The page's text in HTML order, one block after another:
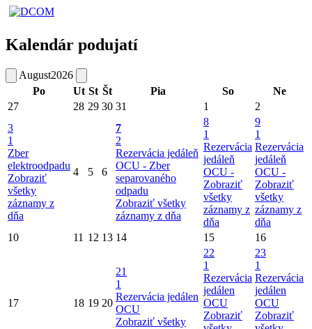
Kalendár podujatí
August2026
Po
Ut St Št Pia So
Ne
27
28 29 30 31 1
2
3
1
Zber
elektroodpadu
Zobraziť
všetky
záznamy z
dňa
4 5 6
7
2
Rezervácia jedáleň
OCU - Zber
separovaného
odpadu
Zobraziť všetky
záznamy z dňa
8
1
Rezervácia
jedáleň
OCU -
Zobraziť
všetky
záznamy z
dňa
9
1
Rezervácia
jedáleň
OCU -
Zobraziť
všetky
záznamy z
dňa
10
11 12 13 14 15 16
17 18 19 20
21
1
Rezervácia jedálen
OCU
Zobraziť všetky
22
1
Rezervácia
jedálen
OCU
Zobraziť
23
1
Rezervácia
jedálen
OCU
Zobraziť